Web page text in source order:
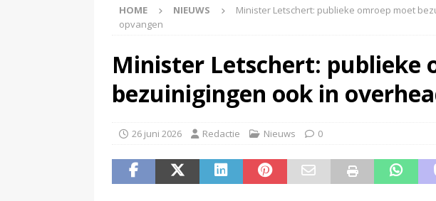
(Is de opgelegde boete een peulenschil voor Meta?)
(Bob Scholte (Left Laser) haalt uit naar Omroep ZWART:
HOME NIEUWS
Minister Letschert: publieke omroep moet
opvangen
Minister Letschert: publieke
bezuinigingen ook in
26 juni 2026 Redactie Nieuws 0